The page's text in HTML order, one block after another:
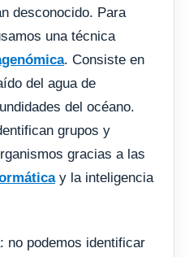
desconocido. Para
una técnica
. Consiste en
del agua de
del océano.
grupos y
gracias a las
y la inteligencia
no podemos identificar